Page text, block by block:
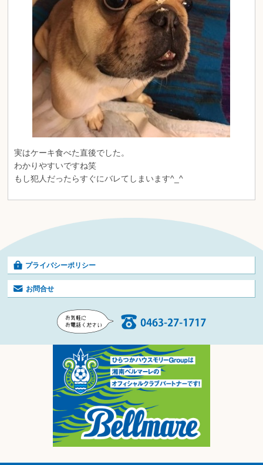
実はケーキ食べた直後でした。
わかりやすいですね笑
もし犯人だったらすぐにバレてしまいます^_^
プライバシーポリシー
お問合せ